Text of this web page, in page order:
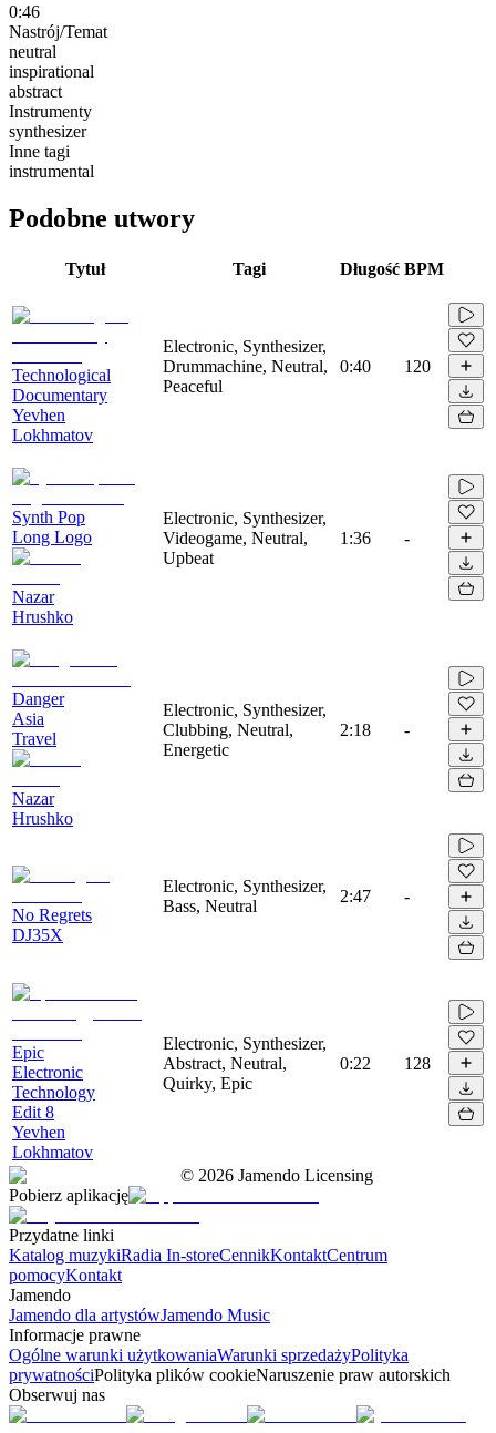
0:46
Nastrój/Temat
neutral
inspirational
abstract
Instrumenty
synthesizer
Inne tagi
instrumental
Podobne utwory
Tytuł Tagi Długość BPM
Technological
Documentary
Yevhen
Lokhmatov
Electronic, Synthesizer,
Drummachine, Neutral,
Peaceful
0:40 120
Synth Pop
Long Logo
Nazar
Hrushko
Electronic, Synthesizer,
Videogame, Neutral,
Upbeat
1:36 -
Danger
Asia
Travel
Nazar
Hrushko
Electronic, Synthesizer,
Clubbing, Neutral,
Energetic
2:18 -
No Regrets
DJ35X
Electronic, Synthesizer,
Bass, Neutral
2:47 -
Epic
Electronic
Technology
Edit 8
Yevhen
Lokhmatov
Electronic, Synthesizer,
Abstract, Neutral,
Quirky, Epic
0:22 128
© 2026 Jamendo Licensing
Pobierz aplikację
Przydatne linki
Katalog muzykiRadia In-storeCennikKontaktCentrum
pomocyKontakt
Jamendo
Jamendo dla artystówJamendo Music
Informacje prawne
Ogólne warunki użytkowaniaWarunki sprzedażyPolityka
prywatnościPolityka plików cookieNaruszenie praw autorskich
Obserwuj nas